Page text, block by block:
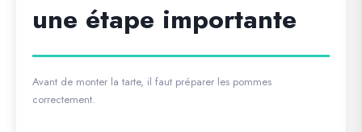
une étape importante
Avant de monter la tarte, il faut préparer les pommes
correctement.